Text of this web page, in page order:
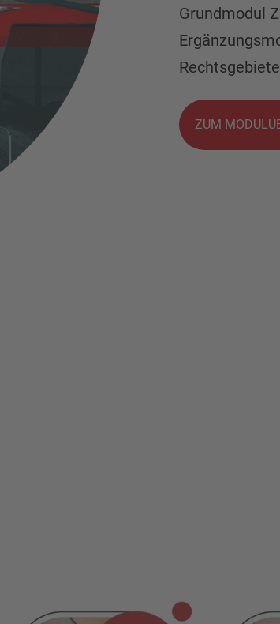
Grundmodul
ZUM